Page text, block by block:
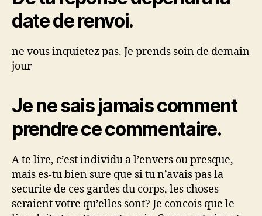
T’aimes
seul
ou
re
etre
sans
femme
adoree?
date de renvoi.
ne vous inquietez pas. Je prends soin de demain
jour
Je ne sais jamais comment
prendre ce commentaire.
A te lire, c’est individu a l’envers ou presque,
mais es-tu bien sure que si tu n’avais pas la
securite de ces gardes du corps, les choses
seraient votre qu’elles sont? Je concois que le